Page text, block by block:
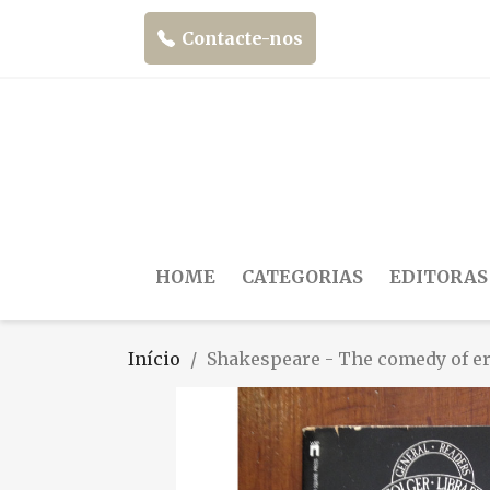
Contacte-nos
HOME CATEGORIAS EDITORAS
Início Shakespeare - The comedy of